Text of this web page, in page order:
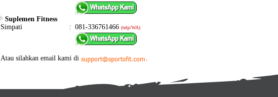
Suplemen Fitness
Simpati
: 081-336761466 (telp/WA)
Atau silahkan email kami di .